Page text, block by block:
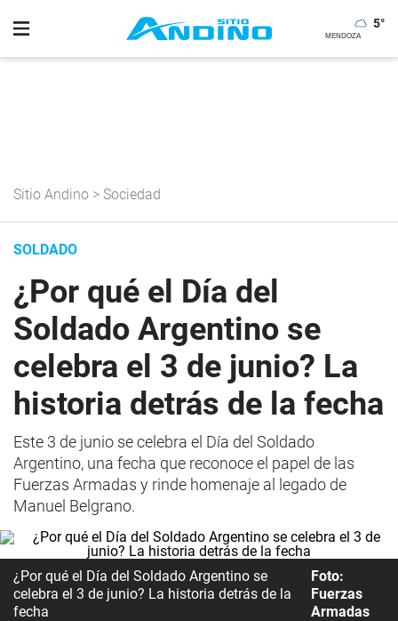
5°
Sitio Andino > Sociedad
SOLDADO
¿Por qué el Día del
Soldado Argentino se
celebra el 3 de junio? La
historia detrás de la fecha
Este 3 de junio se celebra el Día del Soldado
Argentino, una fecha que reconoce el papel de las
Fuerzas Armadas y rinde homenaje al legado de
Manuel Belgrano.
¿Por qué el Día del Soldado Argentino se
celebra el 3 de junio? La historia detrás de la
fecha
Foto:
Fuerzas
Armadas